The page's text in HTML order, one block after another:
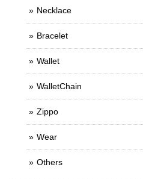
Necklace
Bracelet
Wallet
WalletChain
Zippo
Wear
Others